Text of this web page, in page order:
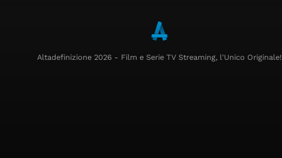
Altadefinizione 2026 - Film e Serie TV Streaming, l'Unico Originale!